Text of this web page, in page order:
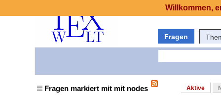
Fragen
Fragen markiert mit mit nodes Aktive
Willkommen,